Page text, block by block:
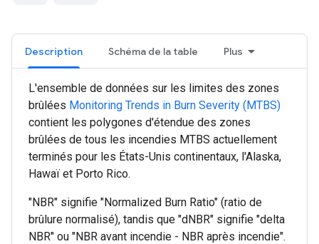
Description Schéma de la table Plus
L'ensemble de données sur les limites des zones
brûlées Monitoring Trends in Burn Severity (MTBS)
contient les polygones d'étendue des zones
brûlées de tous les incendies MTBS actuellement
terminés pour les États-Unis continentaux, l'Alaska,
Hawaï et Porto Rico.
"NBR" signifie "Normalized Burn Ratio" (ratio de
brûlure normalisé), tandis que "dNBR" signifie "delta
NBR" ou "NBR avant incendie - NBR après incendie".